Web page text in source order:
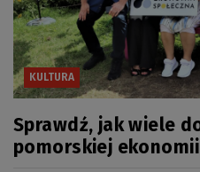
KULTURA
Sprawdź, jak wiele
pomorskiej ekonomii